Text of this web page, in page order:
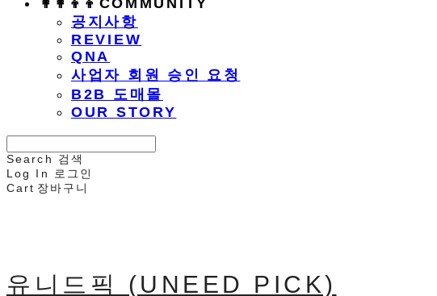
공지사항
REVIEW
QNA
사업자 회원 승인 요청
B2B 도매몰
OUR STORY
Search
검색
Log In
로그인
Cart 장바구니
유니드픽 (UNEED PICK)